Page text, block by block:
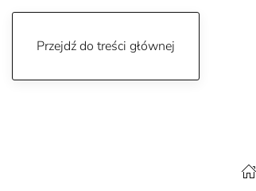
Przejdź do treści głównej